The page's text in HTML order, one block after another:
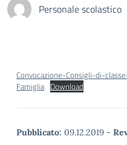
Personale scolastico
Convocazione-Consigli-di-
Famiglia Download
Pubblicato: 09.12.2019 -